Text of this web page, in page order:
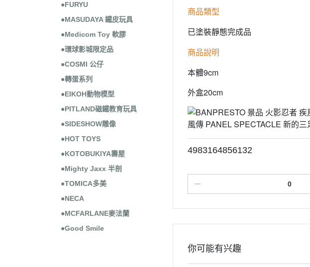
●FURYU
●MASUDAYA 鐵皮玩具
●Medicom Toy 軟膠
●環球影城限定品
●COSMI 公仔
●轉蛋系列
●EIKOH動物模型
●PITLAND磁鐵教育玩具
●SIDESHOW雕像
●HOT TOYS
●KOTOBUKIYA壽屋
●Mighty Jaxx 半剖
●TOMICA多美
●NECA
●MCFARLANE麥法蘭
●Good Smile
商品類型
已塗裝靜態完成品
商品說明
本體9cm
外盒20cm
4983164856132
你可能有兴趣